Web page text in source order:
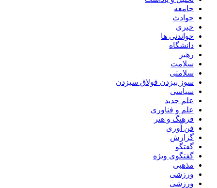
جامعه
حوادث
خبری
خواندنی ها
دانشگاه
رهبر
سلامت
سلامتی
سوز بیزدن قولاق سیزدن
سیاسی
علم جدید
علم و فناوری
فرهنگ و هنر
فن آوری
گزارش
گفتگو
گفتگوی ویژه
مذهبی
ورزشی
ورزشی